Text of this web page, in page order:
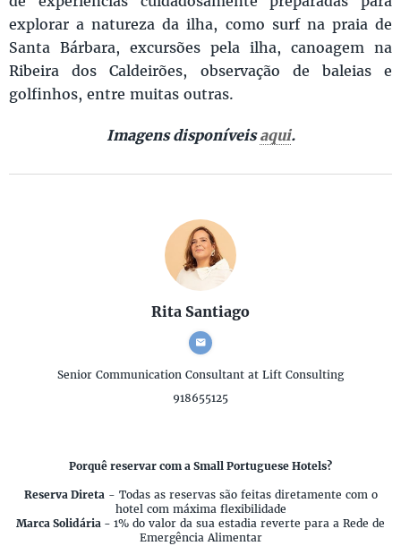
explorar a natureza da ilha, como surf na praia de
Santa Bárbara, excursões pela ilha, canoagem na
Ribeira dos Caldeirões, observação de baleias e
golfinhos, entre muitas outras.
Imagens disponíveisaqui.
Rita Santiago
Senior Communication Consultant at Lift Consulting
918655125
Porquê reservar com a Small Portuguese Hotels?
Reserva Direta- Todas as reservas são feitas diretamente com o
hotel com máxima flexibilidade
Marca Solidária - 1% do valor da sua estadia reverte para a Rede de
Emergência Alimentar